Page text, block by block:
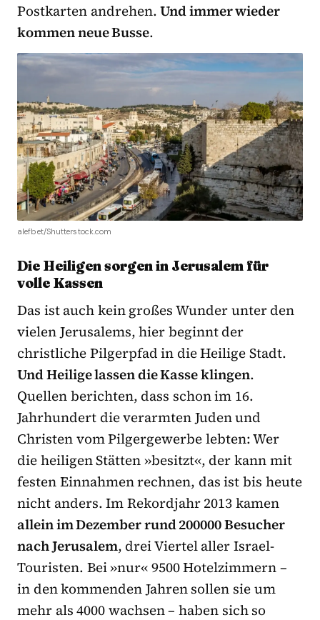
Postkarten andrehen.Und immer wieder
kommen neue Busse.
alefbet/Shutterstock.com
Die Heiligen sorgen in Jerusalem für
volle Kassen
Das ist auch kein großes Wunder unter den
vielen Jerusalems, hier beginnt der
christliche Pilgerpfad in die Heilige Stadt.
Und Heilige lassen die Kasse klingen.
Quellen berichten, dass schon im 16.
Jahrhundert die verarmten Juden und
Christen vom Pilgergewerbe lebten: Wer
die heiligen Stätten »besitzt«, der kann mit
festen Einnahmen rechnen, das ist bis heute
nicht anders. Im Rekordjahr 2013 kamen
allein im Dezember rund 200000 Besucher
nach Jerusalem, drei Viertel aller Israel-
Touristen. Bei »nur« 9500 Hotelzimmern –
in den kommenden Jahren sollen sie um
mehr als 4000 wachsen – haben sich so